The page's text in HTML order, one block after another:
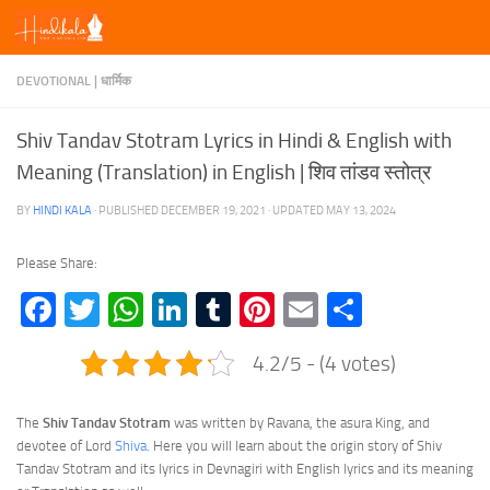
Skip to content
DEVOTIONAL | धार्मिक
Shiv Tandav Stotram Lyrics in Hindi & English with
Meaning (Translation) in English | शिव तांडव स्तोत्र
BY HINDI KALA · PUBLISHED DECEMBER 19, 2021 · UPDATED MAY 13, 2024
Please Share:
Facebook
TwitterWhatsApp
LinkedIn
TumblrPinterest
Email
4.2/5 - (4 votes)
The Shiv Tandav Stotram was written by Ravana, the asura King, and
devotee of Lord Shiva. Here you will learn about the origin story of Shiv
Tandav Stotram and its lyrics in Devnagiri with English lyrics and its meaning